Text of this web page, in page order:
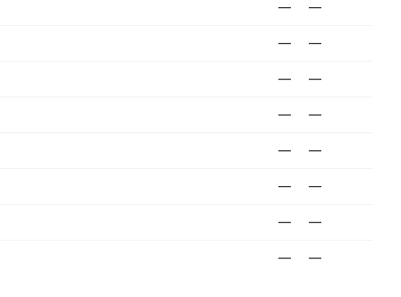
— —
— —
— —
— —
— —
— —
— —
— —